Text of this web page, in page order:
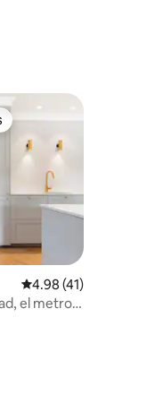
huéspedes
Calificación
4.98 (41)
el metro y